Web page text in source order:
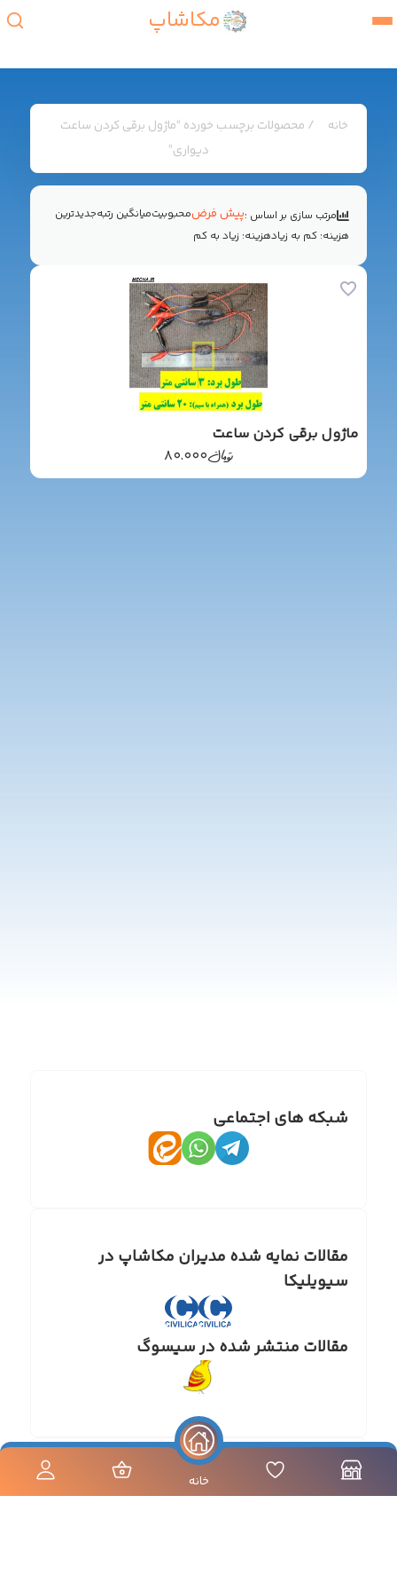
مکاشاپ
خانه
/ محصولات برچسب خورده “ماژول برقی کردن ساعت
دیواری”
مرتب سازی بر اساس :پیش فرضمحبوبیتمیانگین رتبهجدیدترین
هزینه: کم به زیادهزینه: زیاد به کم
ماژول برقی کردن ساعت
تومان۸۰.۰۰۰
شبکه های اجتماعی
مقالات نمایه شده مدیران مکاشاپ در
سیویلیکا
مقالات منتشر شده در سیسوگ
خانه